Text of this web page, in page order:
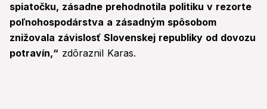
spiatočku, zásadne prehodnotila politiku v rezorte
poľnohospodárstva a zásadným spôsobom
znižovala závislosť Slovenskej republiky od dovozu
potravín,“ zdôraznil Karas.